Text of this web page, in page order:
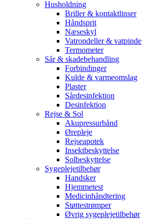
Husholdning
Briller & kontaktlinser
Håndsprit
Næseskyl
Vatrondeller & vatpinde
Termometer
Sår & skadebehandling
Forbindinger
Kulde & varmeomslag
Plaster
Sårdesinfektion
Desinfektion
Rejse & Sol
Akupressurbånd
Ørepleje
Rejseapotek
Insektbeskyttelse
Solbeskyttelse
Sygeplejetilbehør
Handsker
Hjemmetest
Medicinhåndtering
Støttestrømper
Øvrig sygeplejetilbehør